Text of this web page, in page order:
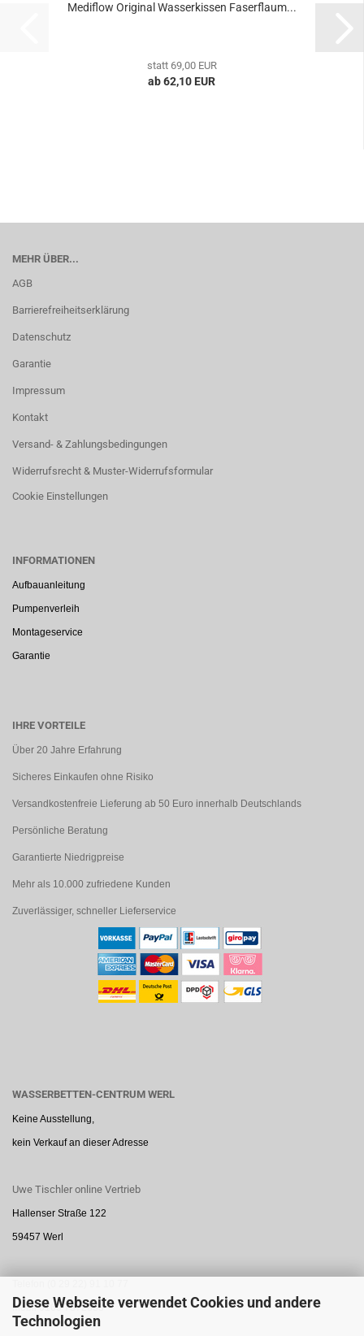
Diese Webseite verwendet Cookies und andere
Technologien
Mediflow Original Wasserkissen Faserflaum...
statt 69,00 EUR
ab 62,10 EUR
MEHR ÜBER...
AGB
Barrierefreiheitserklärung
Datenschutz
Garantie
Impressum
Kontakt
Versand- & Zahlungsbedingungen
Widerrufsrecht & Muster-Widerrufsformular
Cookie Einstellungen
INFORMATIONEN
Aufbauanleitung
Pumpenverleih
Montageservice
Garantie
IHRE VORTEILE
Über 20 Jahre Erfahrung
Sicheres Einkaufen ohne Risiko
Versandkostenfreie Lieferung ab 50 Euro innerhalb Deutschlands
Persönliche Beratung
Garantierte Niedrigpreise
Mehr als 10.000 zufriedene Kunden
Zuverlässiger, schneller Lieferservice
WASSERBETTEN-CENTRUM WERL
Keine Ausstellung,
kein Verkauf an dieser Adresse
Uwe Tischler online Vertrieb
Hallenser Straße 122
59457 Werl
Mobil 0160 7872888